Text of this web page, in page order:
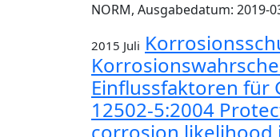
NORM, Ausgabedatum: 2019-
2015 Juli
Einflussfaktoren für
12502-5:2004